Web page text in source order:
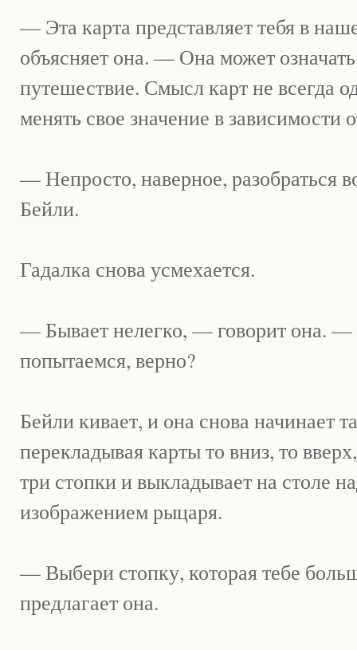
— Эта карта представляет тебя в
объясняет она. — Она может
путешествие. Смысл карт не всегда
менять свое значение в зависимости
— Непросто, наверное, разобраться
Бейли.
Гадалка снова усмехается.
— Бывает нелегко, — говорит она.
попытаемся, верно?
Бейли кивает, и она снова начинает
перекладывая карты то вниз, то
три стопки и выкладывает на столе
изображением рыцаря.
— Выбери стопку, которая тебе
предлагает она.